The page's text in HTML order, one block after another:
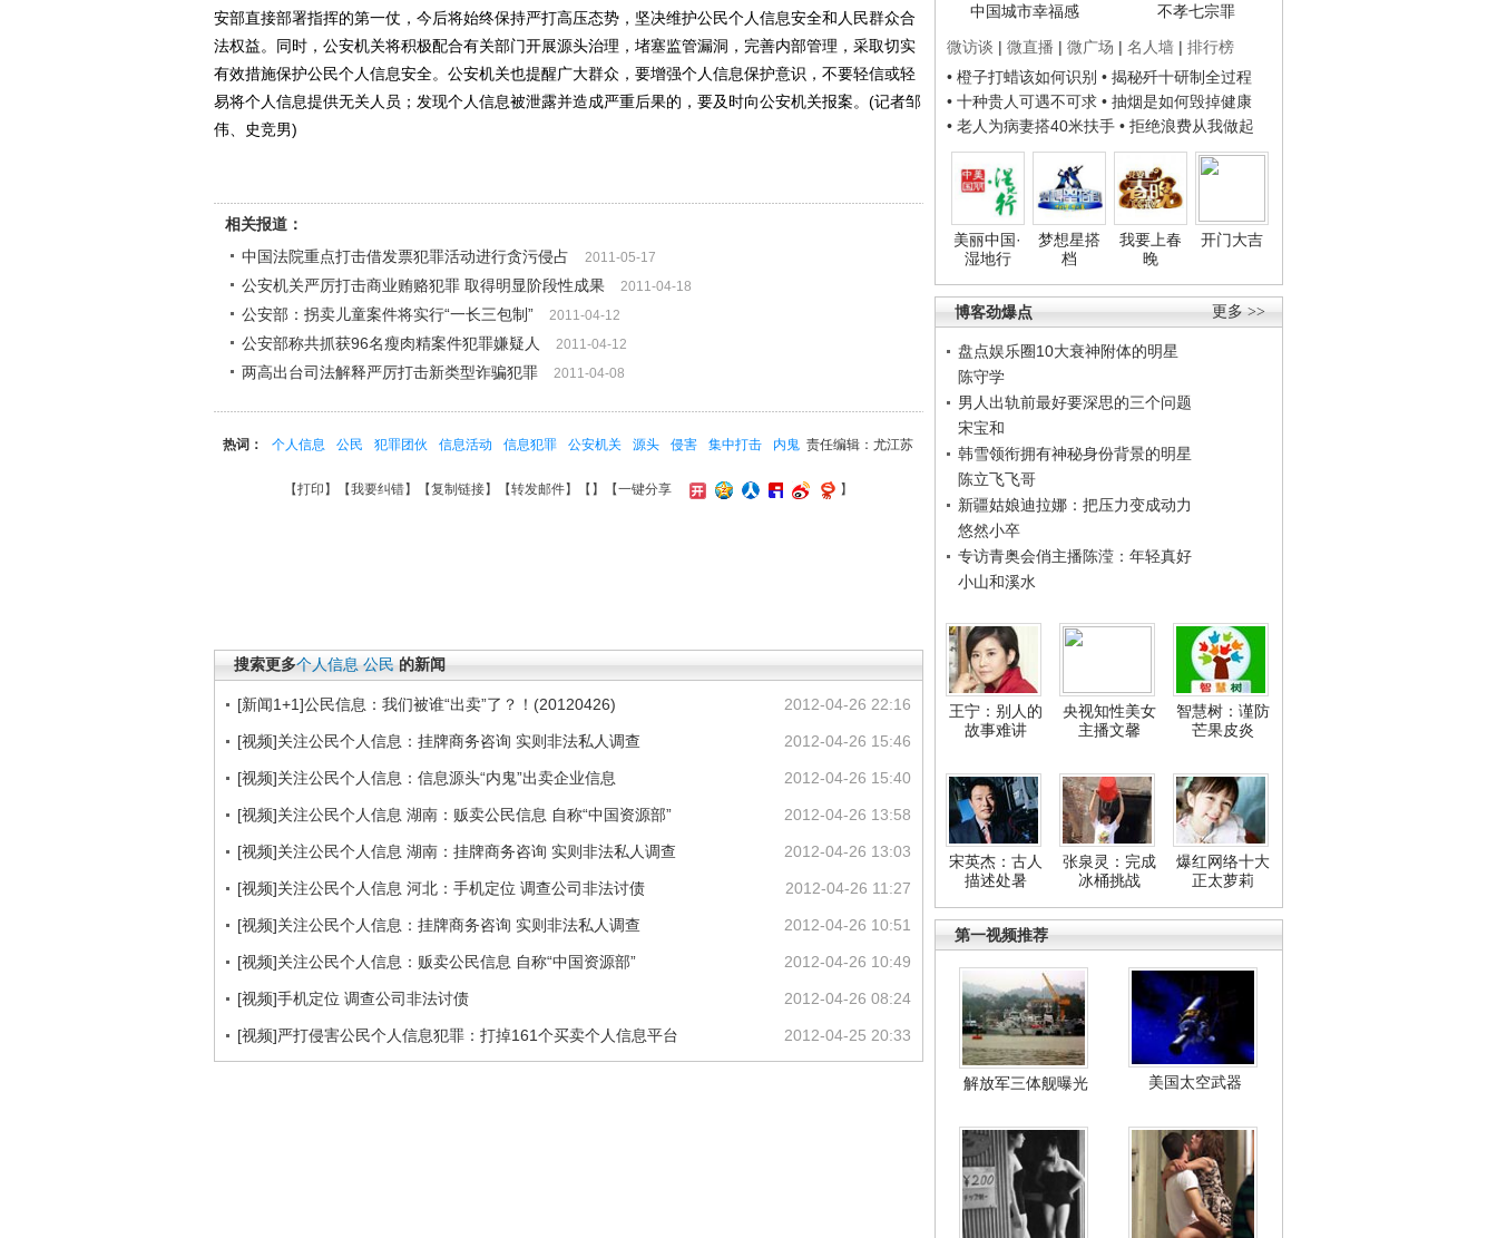
中国城市幸福感
不孝七宗罪
微访谈 | 微直播 | 微广场 | 名人墙 | 排行榜
• 橙子打蜡该如何识别 • 揭秘歼十研制全过程
• 十种贵人可遇不可求 • 抽烟是如何毁掉健康
• 老人为病妻搭40米扶手 • 拒绝浪费从我做起
美丽中国·
湿地行
梦想星搭
档
我要上春
晚
开门大吉
更多 >>
博客劲爆点
盘点娱乐圈10大衰神附体的明星
陈守学
男人出轨前最好要深思的三个问题
宋宝和
韩雪领衔拥有神秘身份背景的明星
陈立飞飞哥
新疆姑娘迪拉娜：把压力变成动力
悠然小卒
专访青奥会俏主播陈滢：年轻真好
小山和溪水
王宁：别人的
故事难讲
央视知性美女
主播文馨
智慧树：谨防
芒果皮炎
宋英杰：古人
描述处暑
张泉灵：完成
冰桶挑战
爆红网络十大
正太萝莉
第一视频推荐
解放军三体舰曝光 美国太空武器
安部直接部署指挥的第一仗，今后将始终保持严打高压态势，坚决维护公民个人信息安全和人民群众合
法权益。同时，公安机关将积极配合有关部门开展源头治理，堵塞监管漏洞，完善内部管理，采取切实
有效措施保护公民个人信息安全。公安机关也提醒广大群众，要增强个人信息保护意识，不要轻信或轻
易将个人信息提供无关人员；发现个人信息被泄露并造成严重后果的，要及时向公安机关报案。(记者邹
伟、史竞男)
相关报道：
中国法院重点打击借发票犯罪活动进行贪污侵占
2011-05-17
公安机关严厉打击商业贿赂犯罪 取得明显阶段性成果 2011-04-18
公安部：拐卖儿童案件将实行“一长三包制” 2011-04-12
公安部称共抓获96名瘦肉精案件犯罪嫌疑人 2011-04-12
两高出台司法解释严厉打击新类型诈骗犯罪 2011-04-08
责任编辑：尤江苏
热词： 个人信息 公民 犯罪团伙 信息活动 信息犯罪 公安机关 源头 侵害 集中打击 内鬼
【打印 】【我要纠错】【复制链接】【转发邮件】【 】 【一键分享 】
搜索更多个人信息 公民 的新闻
2012-04-26 22:16
[新闻1+1]公民信息：我们被谁“出卖”了？！(20120426)
2012-04-26 15:46
[视频]关注公民个人信息：挂牌商务咨询 实则非法私人调查
2012-04-26 15:40
[视频]关注公民个人信息：信息源头“内鬼”出卖企业信息
2012-04-26 13:58
[视频]关注公民个人信息 湖南：贩卖公民信息 自称“中国资源部”
2012-04-26 13:03
[视频]关注公民个人信息 湖南：挂牌商务咨询 实则非法私人调查
2012-04-26 11:27
[视频]关注公民个人信息 河北：手机定位 调查公司非法讨债
2012-04-26 10:51
[视频]关注公民个人信息：挂牌商务咨询 实则非法私人调查
2012-04-26 10:49
[视频]关注公民个人信息：贩卖公民信息 自称“中国资源部”
2012-04-26 08:24
[视频]手机定位 调查公司非法讨债
2012-04-25 20:33
[视频]严打侵害公民个人信息犯罪：打掉161个买卖个人信息平台